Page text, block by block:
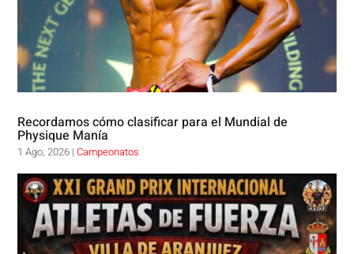
Recordamos cómo clasificar para el Mundial de
Physique Manía
1 Ago, 2026 |Campeonatos